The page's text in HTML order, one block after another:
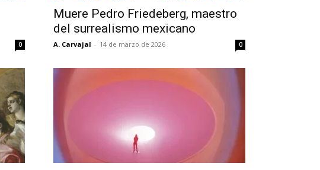
0
Muere Pedro Friedeberg, maestro
del surrealismo mexicano
A. Carvajal - 14 de marzo de 2026 0